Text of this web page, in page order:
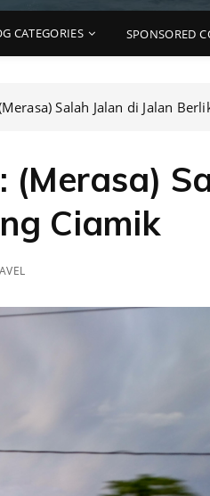
CATEGORIES SPONSORED
Salah Jalan di Jalan
(Merasa)
Ciamik